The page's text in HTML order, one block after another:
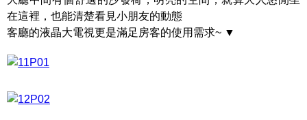
在這裡，也能清楚看見小朋友的動態
客廳的液晶大電視更是滿足房客的使用需求~ ▼